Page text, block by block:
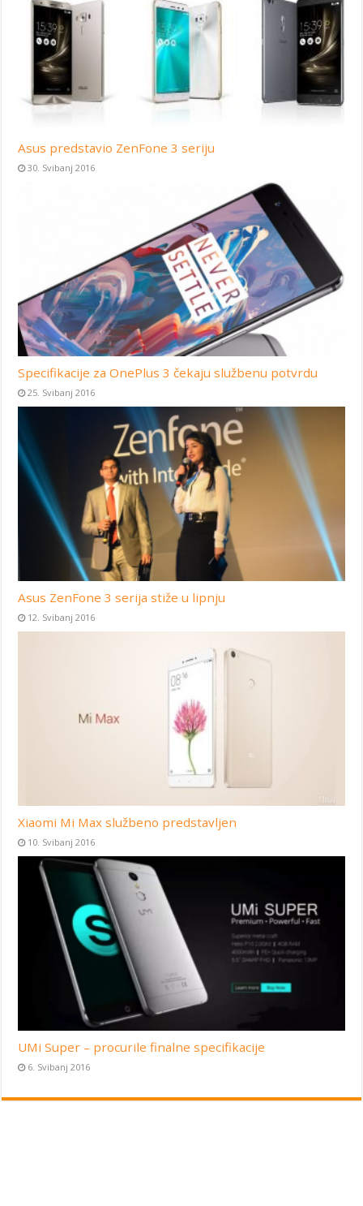
Asus predstavio ZenFone 3 seriju
30. Svibanj 2016
Specifikacije za OnePlus 3 čekaju službenu potvrdu
25. Svibanj 2016
Asus ZenFone 3 serija stiže u lipnju
12. Svibanj 2016
Xiaomi Mi Max službeno predstavljen
10. Svibanj 2016
UMi Super – procurile finalne specifikacije
6. Svibanj 2016